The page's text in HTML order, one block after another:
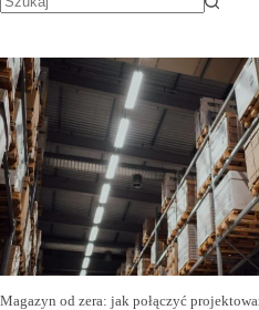
Magazyn od zera: jak połączyć